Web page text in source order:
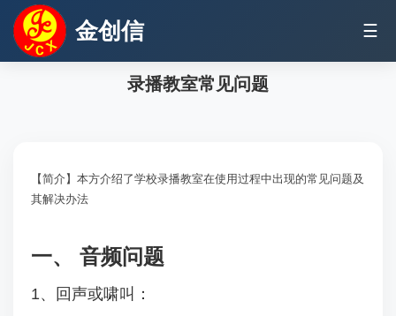
金创信 ☰
录播教室常见问题
【简介】本方介绍了学校录播教室在使用过程中出现的常见问题及
其解决办法
一、 音频问题
1、回声或啸叫：